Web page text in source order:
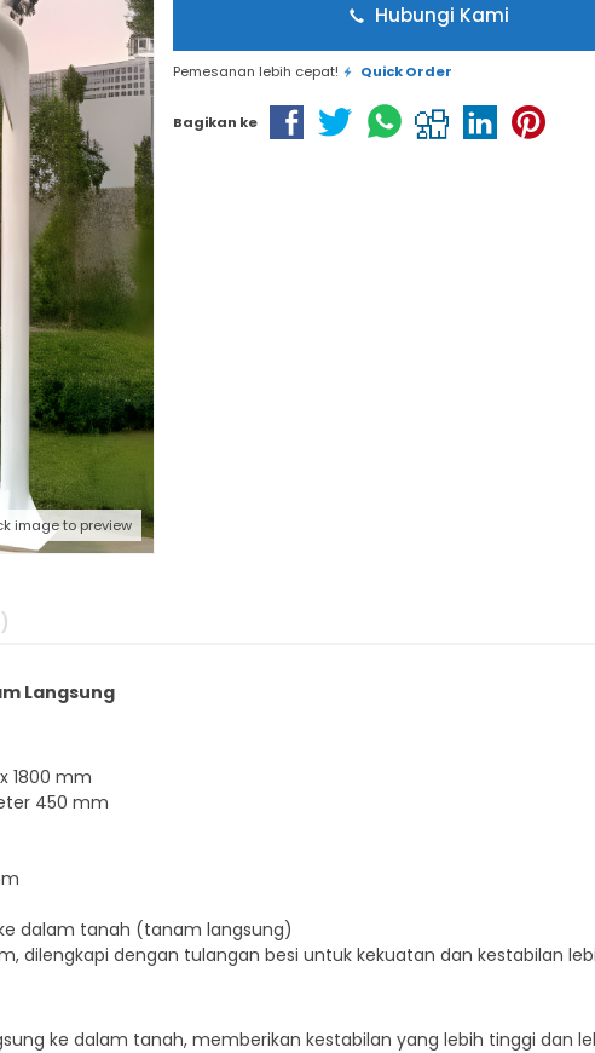
image to preview
Hubungi Kami
Pemesanan lebih cepat! Quick Order
Bagikan ke
Langsung
1800 mm
450 mm
dalam tanah (tanam langsung)
dilengkapi dengan tulangan besi untuk kekuatan dan kestabilan
ke dalam tanah, memberikan kestabilan yang lebih tinggi dan